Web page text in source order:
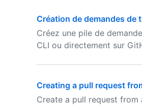
Création de demandes de
Créez une pile de
CLI ou directement sur
Creating a pull request
Create a pull request